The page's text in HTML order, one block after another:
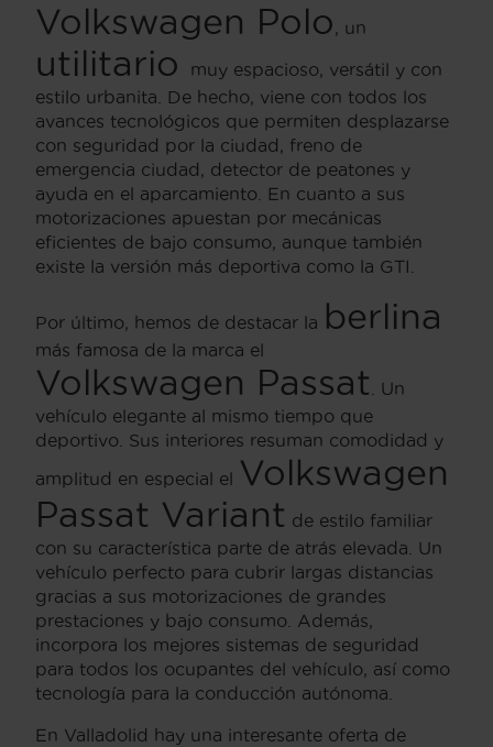
Volkswagen Polo, un
utilitario
muy espacioso, versátil y con
estilo urbanita. De hecho, viene con todos los
avances tecnológicos que permiten desplazarse
con seguridad por la ciudad, freno de
emergencia ciudad, detector de peatones y
ayuda en el aparcamiento. En cuanto a sus
motorizaciones apuestan por mecánicas
eficientes de bajo consumo, aunque también
existe la versión más deportiva como la GTI.
Por último, hemos de destacar la berlina
más famosa de la marca el
Volkswagen Passat
. Un
vehículo elegante al mismo tiempo que
deportivo. Sus interiores resuman comodidad y
amplitud en especial el Volkswagen
Passat Variant de estilo familiar
con su característica parte de atrás elevada. Un
vehículo perfecto para cubrir largas distancias
gracias a sus motorizaciones de grandes
prestaciones y bajo consumo. Además,
incorpora los mejores sistemas de seguridad
para todos los ocupantes del vehículo, así como
tecnología para la conducción autónoma.
En Valladolid hay una interesante oferta de